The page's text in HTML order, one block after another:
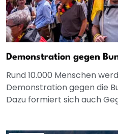
Demonstration gegen
Rund 10.000 Menschen
Demonstration gegen die
Dazu formiert sich auch